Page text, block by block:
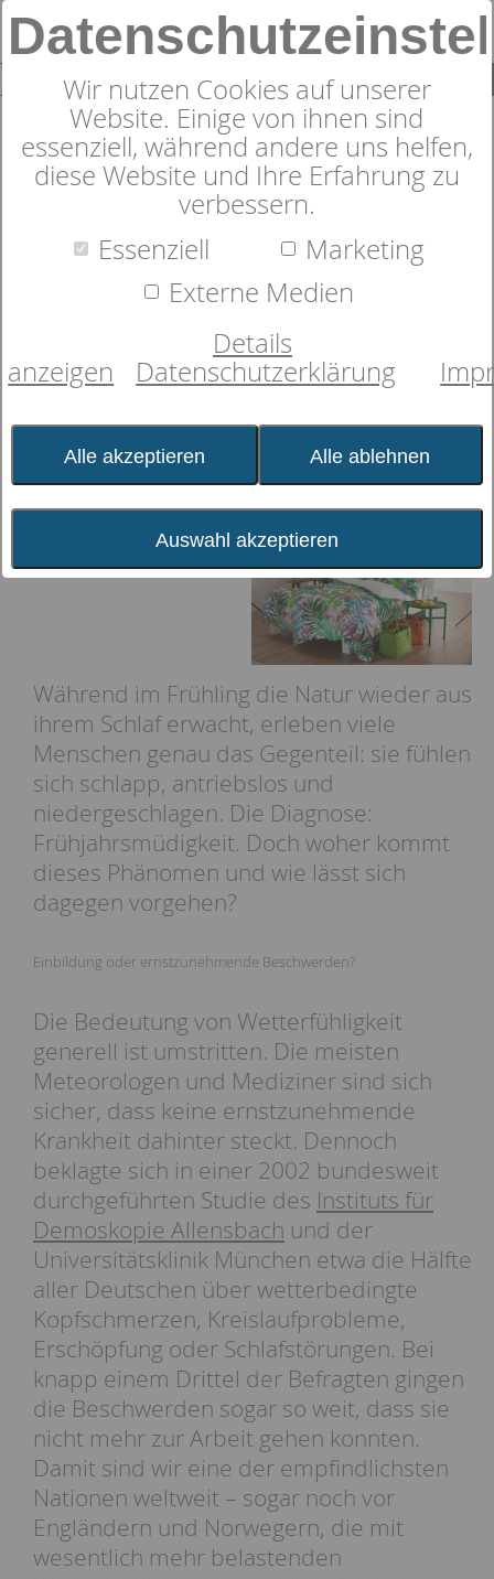
0
Suche nach
Schlafexperten-Tipps:
Schlafwissen für
erholsame Nächte
Was steckt hinter der
Frühjahrsmüdigkeit?
Während im Frühling die Natur wieder aus
ihrem Schlaf erwacht, erleben viele
Menschen genau das Gegenteil: sie fühlen
sich schlapp, antriebslos und
niedergeschlagen. Die Diagnose:
Frühjahrsmüdigkeit. Doch woher kommt
dieses Phänomen und wie lässt sich
dagegen vorgehen?
Einbildung oder ernstzunehmende Beschwerden?
Die Bedeutung von Wetterfühligkeit
generell ist umstritten. Die meisten
Meteorologen und Mediziner sind sich
sicher, dass keine ernstzunehmende
Krankheit dahinter steckt. Dennoch
beklagte sich in einer 2002 bundesweit
durchgeführten Studie des Instituts für
Demoskopie Allensbach und der
Universitätsklinik München etwa die Hälfte
aller Deutschen über wetterbedingte
Kopfschmerzen, Kreislaufprobleme,
Erschöpfung oder Schlafstörungen. Bei
knapp einem Drittel der Befragten gingen
die Beschwerden sogar so weit, dass sie
nicht mehr zur Arbeit gehen konnten.
Damit sind wir eine der empfindlichsten
Nationen weltweit – sogar noch vor
Engländern und Norwegern, die mit
wesentlich mehr belastenden
Wir nutzen Cookies auf unserer
Website. Einige von ihnen sind
essenziell, während andere uns helfen,
diese Website und Ihre Erfahrung zu
verbessern.
Essenziell
Marketing
Externe Medien
Details
anzeigen
Datenschutzerklärung
Alle akzeptieren Alle ablehnen
Auswahl akzeptieren